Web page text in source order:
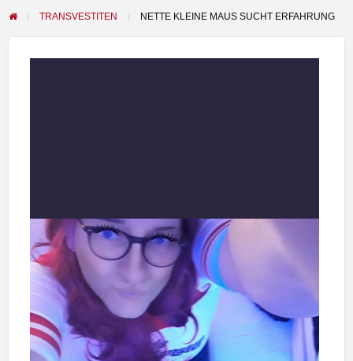
TRANSVESTITEN NETTE KLEINE MAUS SUCHT ERFAHRUNG